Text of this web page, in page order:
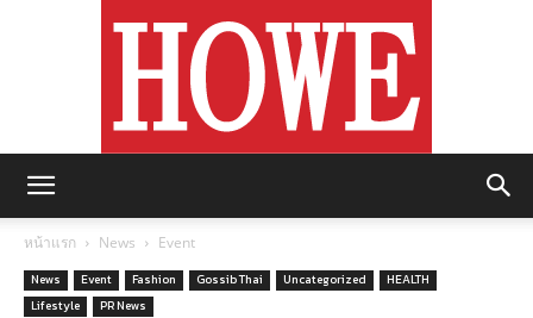
หน้าแรก News Event
News Event Fashion Gossib Thai Uncategorized
HEALTH
Lifestyle
PR News